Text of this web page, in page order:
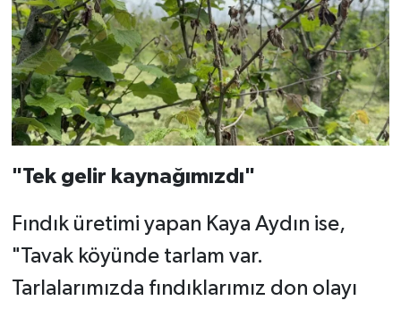
"Tek gelir kaynağımızdı"
Fındık üretimi yapan Kaya Aydın ise,
"Tavak köyünde tarlam var.
Tarlalarımızda fındıklarımız don olayı